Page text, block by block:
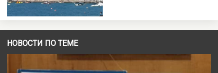
НОВОСТИ ПО ТЕМЕ